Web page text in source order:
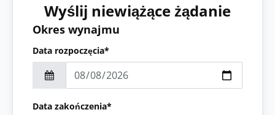
Wyślij niewiążące żądanie
Okres wynajmu
Data rozpoczęcia*
Data zakończenia*